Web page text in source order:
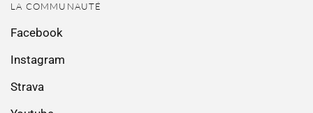
LA COMMUNAUTÉ
Facebook
Instagram
Strava